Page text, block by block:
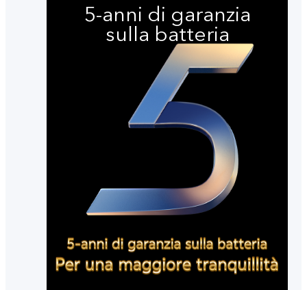
5-anni di garanzia
sulla batteria